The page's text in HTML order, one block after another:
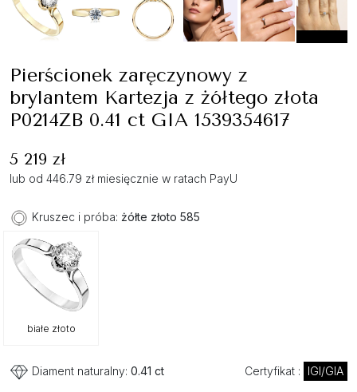
Pierścionek zaręczynowy z
brylantem Kartezja z żółtego złota
P0214ZB 0.41 ct GIA 1539354617
5 219 zł
lub od 446.79 zł miesięcznie w ratach PayU
Kruszec i próba: żółte złoto 585
białe złoto
Diament naturalny: 0.41 ct Certyfikat :
IGI/GIA